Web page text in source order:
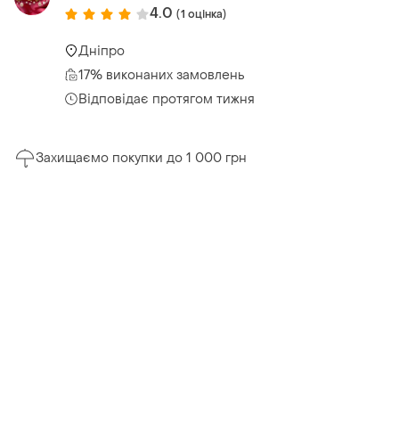
4.0 (1 оцінка)
Дніпро
17% виконаних замовлень
Відповідає протягом тижня
Захищаємо покупки до 1 000 грн